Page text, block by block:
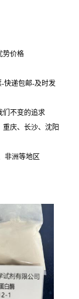
势价格
快递包邮-及时发
们不变的追求
庆、长沙、沈阳
非洲等地区